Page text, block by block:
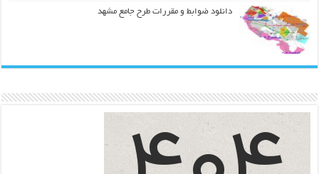
دانلود ضوابط و مقررات طرح جامع مشهد